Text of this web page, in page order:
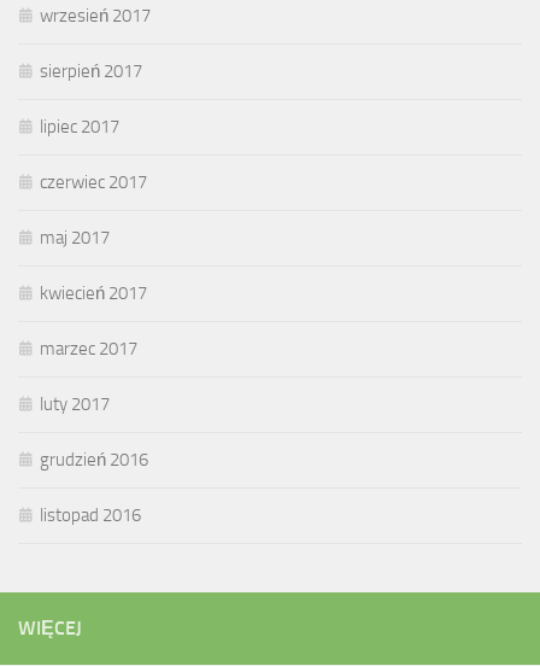
wrzesień 2017
sierpień 2017
lipiec 2017
czerwiec 2017
maj 2017
kwiecień 2017
marzec 2017
luty 2017
grudzień 2016
listopad 2016
WIĘCEJ